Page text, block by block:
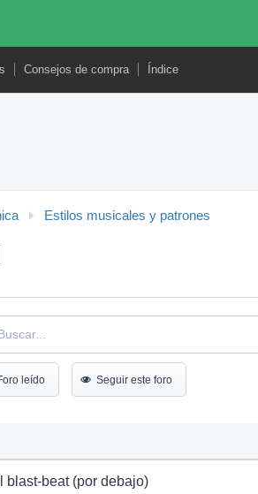
Consejos de compra Índice
Estilos musicales y patrones
leído Seguir este foro
blast-beat (por debajo)